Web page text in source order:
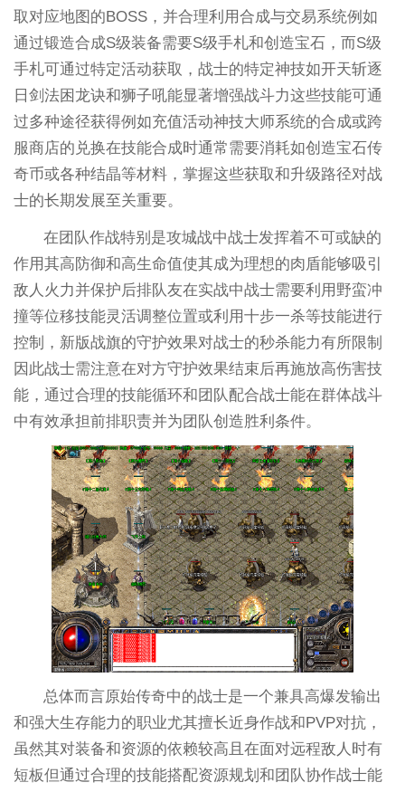
取对应地图的BOSS，并合理利用合成与交易系统例如
通过锻造合成S级装备需要S级手札和创造宝石，而S级
手札可通过特定活动获取，战士的特定神技如开天斩逐
日剑法困龙诀和狮子吼能显著增强战斗力这些技能可通
过多种途径获得例如充值活动神技大师系统的合成或跨
服商店的兑换在技能合成时通常需要消耗如创造宝石传
奇币或各种结晶等材料，掌握这些获取和升级路径对战
士的长期发展至关重要。
在团队作战特别是攻城战中战士发挥着不可或缺的
作用其高防御和高生命值使其成为理想的肉盾能够吸引
敌人火力并保护后排队友在实战中战士需要利用野蛮冲
撞等位移技能灵活调整位置或利用十步一杀等技能进行
控制，新版战旗的守护效果对战士的秒杀能力有所限制
因此战士需注意在对方守护效果结束后再施放高伤害技
能，通过合理的技能循环和团队配合战士能在群体战斗
中有效承担前排职责并为团队创造胜利条件。
总体而言原始传奇中的战士是一个兼具高爆发输出
和强大生存能力的职业尤其擅长近身作战和PVP对抗，
虽然其对装备和资源的依赖较高且在面对远程敌人时有
短板但通过合理的技能搭配资源规划和团队协作战士能